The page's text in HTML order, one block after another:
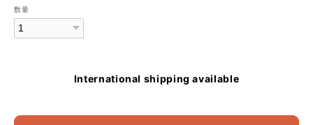
数量
International shipping available